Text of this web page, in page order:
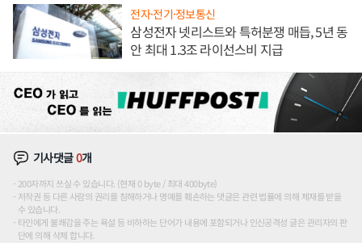
전자·전기·정보통신
삼성전자 넷리스트와 특허분쟁 매듭, 5년 동
안 최대 1.3조 라이선스비 지급
기사댓글0개
200자까지 쓰실 수 있습니다. (현재 0 byte / 최대 400byte)
저작권 등 다른 사람의 권리를 침해하거나 명예를 훼손하는 댓글은 관련 법률에 의해 제재를 받을
수 있습니다.
타인에게 불쾌감을 주는 욕설 등 비하하는 단어가 내용에 포함되거나 인신공격성 글은 관리자의 판
단에 의해 삭제 합니다.